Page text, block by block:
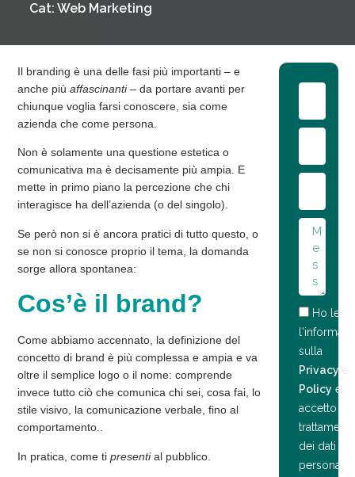
Cat:Web Marketing
Il branding è una delle fasi più importanti – e
anche piùaffascinanti– da portare avanti per
chiunque voglia farsi conoscere, sia come
azienda che come persona.
Non è solamente una questione estetica o
comunicativa ma è decisamente più ampia. E
mette in primo piano la percezione che chi
interagisce ha dell’azienda (o del singolo).
Se però non si è ancora pratici di tutto questo, o
se non si conosce proprio il tema, la domanda
sorge allora spontanea:
Cos’è il brand?
Come abbiamo accennato, la definizione del
concetto di brand è più complessa e ampia e va
oltre il semplice logo o il nome: comprende
invece tutto ciò che comunicachi sei,cosafai, lo
stile visivo, la comunicazioneverbale , fino al
comportamento.
In pratica, come tipresential pubblico.
Ho letto
sulla
Privacy e
Policye
accetto il
dei dati
personali.